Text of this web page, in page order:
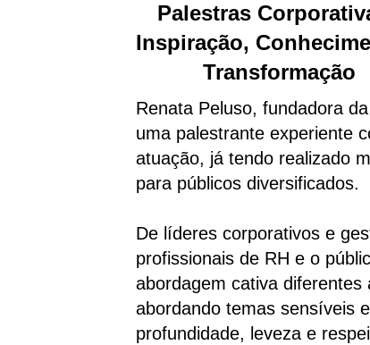
Palestras
Inspiração,
Transformação
Renata Peluso, fundadora
uma palestrante experiente
atuação, já tendo realizado
para públicos diversificados.
De líderes corporativos e
profissionais de RH e o
abordagem cativa diferentes
abordando temas sensíveis
profundidade, leveza e